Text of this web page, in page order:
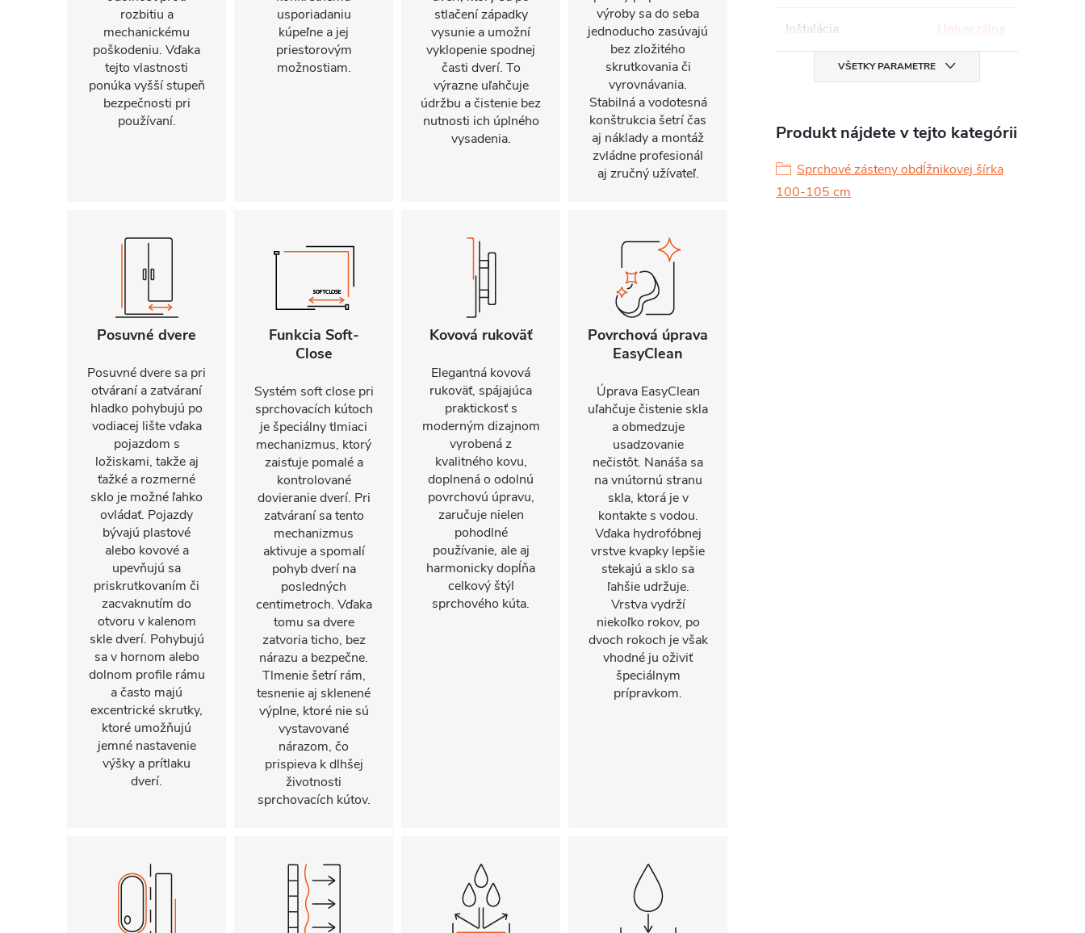
rozbitiu a
mechanickému
poškodeniu. Vďaka
tejto vlastnosti
ponúka vyšší stupeň
bezpečnosti pri
používaní.
usporiadaniu
kúpeľne a jej
priestorovým
možnostiam.
stlačení západky
vysunie a umožní
vyklopenie spodnej
časti dverí. To
výrazne uľahčuje
údržbu a čistenie bez
nutnosti ich úplného
vysadenia.
výroby sa do seba
jednoducho zasúvajú
bez zložitého
skrutkovania či
vyrovnávania.
Stabilná a vodotesná
konštrukcia šetrí čas
aj náklady a montáž
zvládne profesionál
aj zručný užívateľ.
Posuvné dvere
Posuvné dvere sa pri
otváraní a zatváraní
hladko pohybujú po
vodiacej lište vďaka
pojazdom s
ložiskami, takže aj
ťažké a rozmerné
sklo je možné ľahko
ovládať. Pojazdy
bývajú plastové
alebo kovové a
upevňujú sa
priskrutkovaním či
zacvaknutím do
otvoru v kalenom
skle dverí. Pohybujú
sa v hornom alebo
dolnom profile rámu
a často majú
excentrické skrutky,
ktoré umožňujú
jemné nastavenie
výšky a prítlaku
dverí.
Funkcia Soft-
Close
Systém soft close pri
sprchovacích kútoch
je špeciálny tlmiaci
mechanizmus, ktorý
zaisťuje pomalé a
kontrolované
dovieranie dverí. Pri
zatváraní sa tento
mechanizmus
aktivuje a spomalí
pohyb dverí na
posledných
centimetroch. Vďaka
tomu sa dvere
zatvoria ticho, bez
nárazu a bezpečne.
Tlmenie šetrí rám,
tesnenie aj sklenené
výplne, ktoré nie sú
vystavované
nárazom, čo
prispieva k dlhšej
životnosti
sprchovacích kútov.
Kovová rukoväť
Elegantná kovová
rukoväť, spájajúca
praktickosť s
moderným dizajnom
vyrobená z
kvalitného kovu,
doplnená o odolnú
povrchovú úpravu,
zaručuje nielen
pohodlné
používanie, ale aj
harmonicky dopĺňa
celkový štýl
sprchového kúta.
Povrchová úprava
EasyClean
Úprava EasyClean
uľahčuje čistenie skla
a obmedzuje
usadzovanie
nečistôt. Nanáša sa
na vnútornú stranu
skla, ktorá je v
kontakte s vodou.
Vďaka hydrofóbnej
vrstve kvapky lepšie
stekajú a sklo sa
ľahšie udržuje.
Vrstva vydrží
niekoľko rokov, po
dvoch rokoch je však
vhodné ju oživiť
špeciálnym
prípravkom.
Inštalácia: Univerzálna
VŠETKY PARAMETRE
Produkt nájdete v tejto kategórii
Sprchové zásteny obdĺžnikovej šírka
100-105 cm